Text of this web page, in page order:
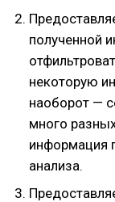
полученной
некоторую
наоборот —
много
информация
анализа.